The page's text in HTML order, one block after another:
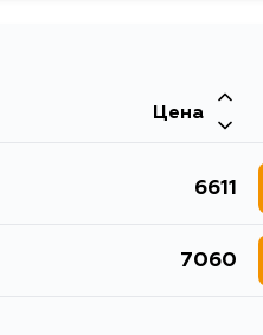
Цена
6611
7060